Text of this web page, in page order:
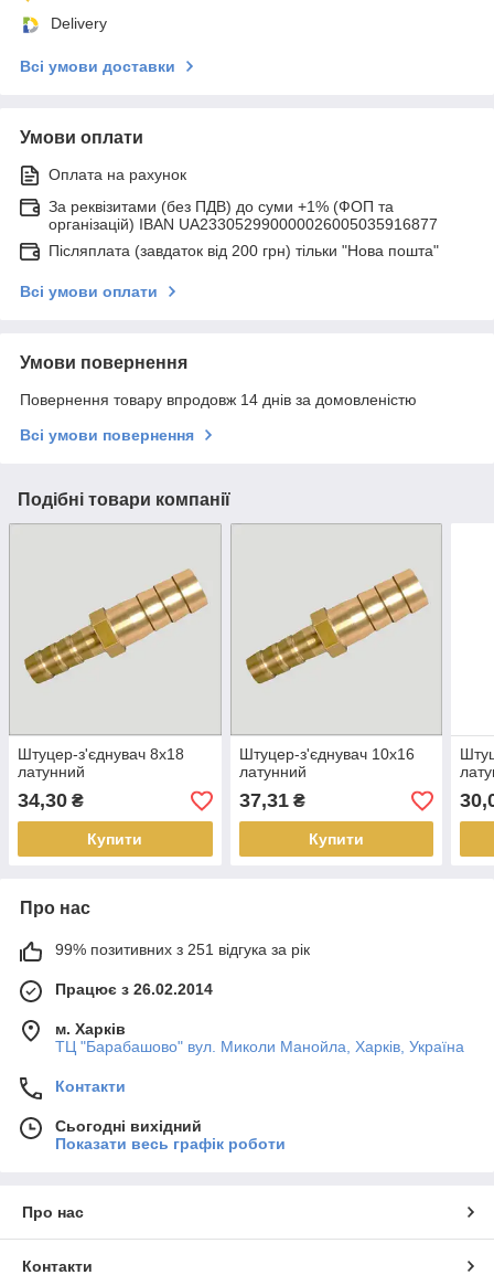
Delivery
Всі умови доставки
Умови оплати
Оплата на рахунок
За реквізитами (без ПДВ) до суми +1% (ФОП та
організацій) IBAN UA233052990000026005035916877
Післяплата (завдаток від 200 грн) тільки "Нова пошта"
Всі умови оплати
Умови повернення
Повернення товару впродовж 14 днів за домовленістю
Всі умови повернення
Подібні товари компанії
Штуцер-з'єднувач 8х18
латунний
34,30 ₴
Купити
Штуцер-з'єднувач 10х16
латунний
37,31₴
Купити
Про нас
99% позитивних з 251 відгука за рік
Працює з 26.02.2014
м. Харків
ТЦ "Барабашово" вул. Миколи Манойла, Харків, Україна
Контакти
Сьогодні вихідний
Показати весь графік роботи
Про нас
Контакти